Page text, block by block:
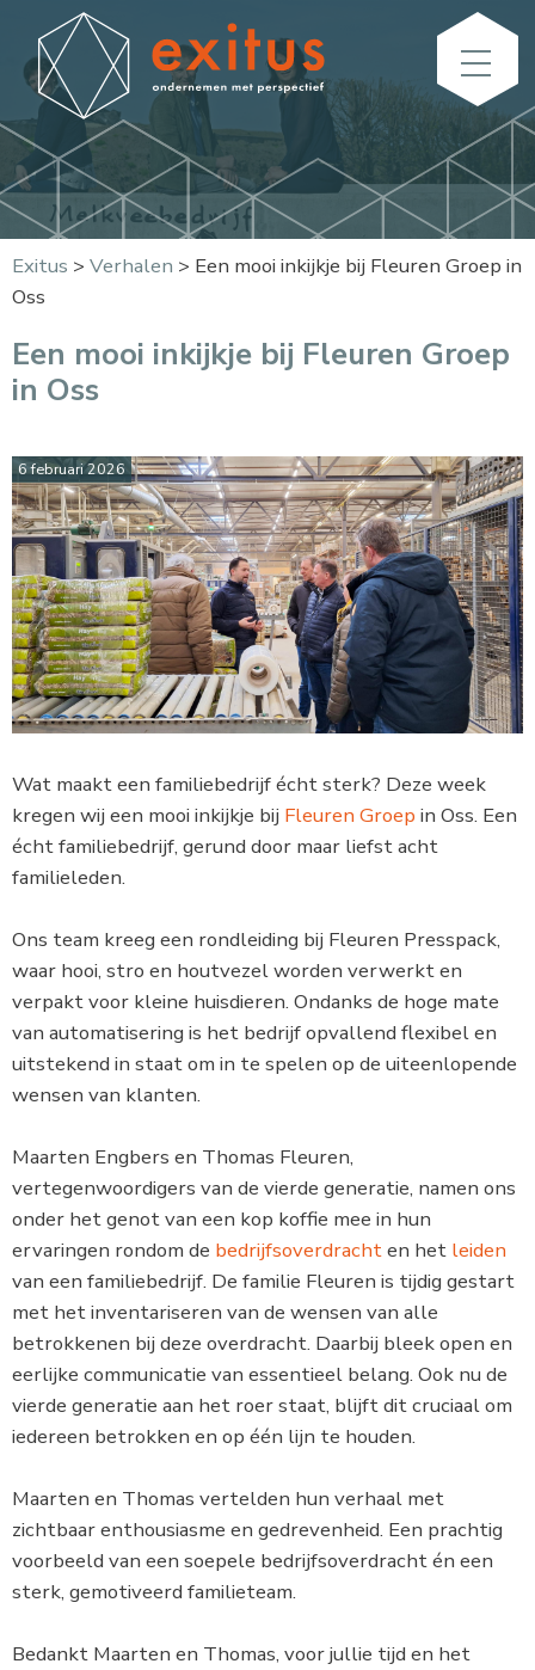
Exitus > Verhalen > Een mooi inkijkje bij Fleuren Groep in
Oss
Een mooi inkijkje bij Fleuren Groep
in Oss
6 februari 2026
Wat maakt een familiebedrijf écht sterk? Deze week
kregen wij een mooi inkijkje bij Fleuren Groep in Oss. Een
écht familiebedrijf, gerund door maar liefst acht
familieleden.
Ons team kreeg een rondleiding bij Fleuren Presspack,
waar hooi, stro en houtvezel worden verwerkt en
verpakt voor kleine huisdieren. Ondanks de hoge mate
van automatisering is het bedrijf opvallend flexibel en
uitstekend in staat om in te spelen op de uiteenlopende
wensen van klanten.
Maarten Engbers en Thomas Fleuren,
vertegenwoordigers van de vierde generatie, namen ons
onder het genot van een kop koffie mee in hun
ervaringen rondom de bedrijfsoverdrachten het leiden
van een familiebedrijf. De familie Fleuren is tijdig gestart
met het inventariseren van de wensen van alle
betrokkenen bij deze overdracht. Daarbij bleek open en
eerlijke communicatie van essentieel belang. Ook nu de
vierde generatie aan het roer staat, blijft dit cruciaal om
iedereen betrokken en op één lijn te houden.
Maarten en Thomas vertelden hun verhaal met
zichtbaar enthousiasme en gedrevenheid. Een prachtig
voorbeeld van een soepele bedrijfsoverdracht én een
sterk, gemotiveerd familieteam.
Bedankt Maarten en Thomas, voor jullie tijd en het